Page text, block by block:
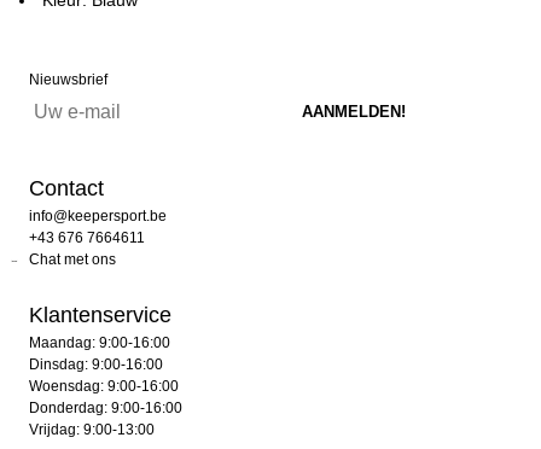
Nieuwsbrief
Contact
info@keepersport.be
+43 676 7664611
Chat met ons
Klantenservice
Maandag: 9:00-16:00
Dinsdag: 9:00-16:00
Woensdag: 9:00-16:00
Donderdag: 9:00-16:00
Vrijdag: 9:00-13:00